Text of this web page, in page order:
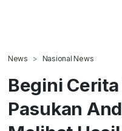
News Nasional News
Begini
Pasukan